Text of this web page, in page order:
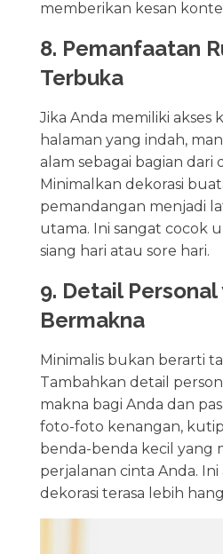
memberikan kesan
8. Pemanfaatan
Terbuka
Jika Anda memiliki akses
halaman yang indah,
alam sebagai bagian dari
Minimalkan dekorasi
pemandangan menjadi
utama. Ini sangat cocok
siang hari atau sore hari.
9. Detail Personal
Bermakna
Minimalis bukan berarti
Tambahkan detail
makna bagi Anda dan
foto-foto kenangan,
benda-benda kecil yang
perjalanan cinta Anda.
dekorasi terasa lebih